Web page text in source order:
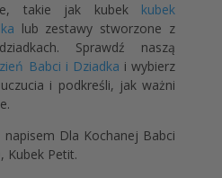
takie jak kubek
kubek
lub zestawy stworzone z
Sprawdź naszą
Babci i Dziadka i wybierz
i podkreśli, jak ważni
Dla Kochanej Babci
Kubek Petit.